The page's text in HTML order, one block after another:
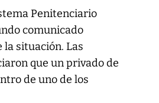
Penitenciario
comunicado
la situación. Las
que un privado de
de uno de los